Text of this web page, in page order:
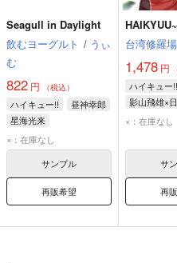
Seagull in Daylight
飲むヨーグルト / うぃ
む
822 円 （税込）
ハイキュー!!
昼神幸郎
星海光来
×：在庫なし
サンプル
再販希望
台湾修羅場
1,478 円
ハイキュー!!
影山飛雄×
日向翔陽
×：在庫なし
サ
再